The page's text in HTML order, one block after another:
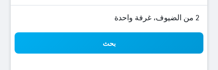
2 من الضيوف، غرفة واحدة
بحث